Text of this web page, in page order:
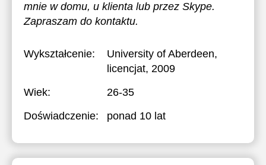
mnie w domu, u klienta lub przez Skype.
Zapraszam do kontaktu.
Wykształcenie: University of Aberdeen,
licencjat, 2009
Wiek:
26-35
Doświadczenie:
ponad 10 lat